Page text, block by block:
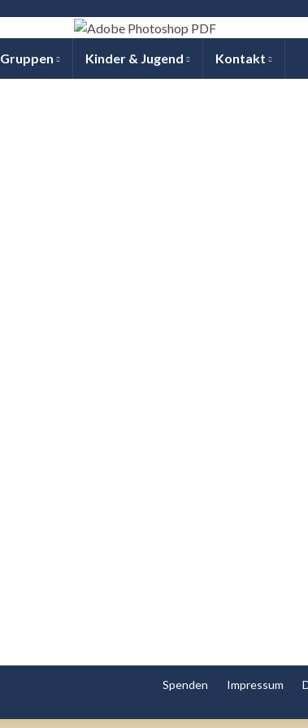
Gruppen Kinder & Jugend Kontakt
Spenden Impressum